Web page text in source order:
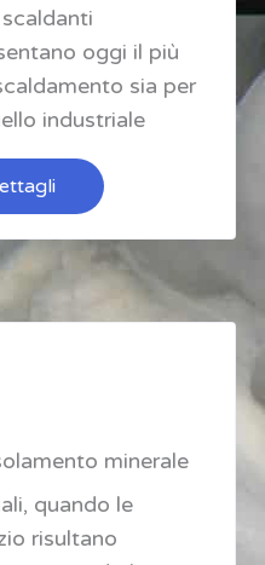
oggi il più
sia per
industriale
minerale
quando le
risultano